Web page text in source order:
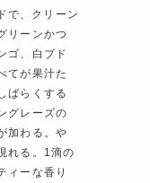
で、クリーン
リーンかつ
ゴ、白ブド
てが果汁た
ばらくする
グレーズの
加わる。や
れる。1滴の
ィーな香り